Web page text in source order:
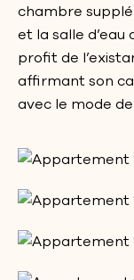
chambre
et la salle
profit de
affirmant son
avec le mode